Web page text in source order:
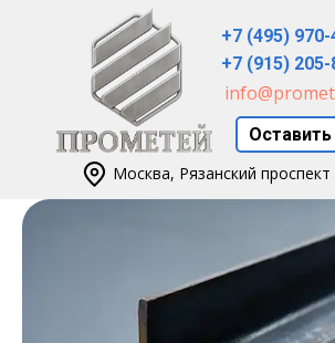
+7 (915)
+7 (495)
Москва, Рязанский проспект
Оставить